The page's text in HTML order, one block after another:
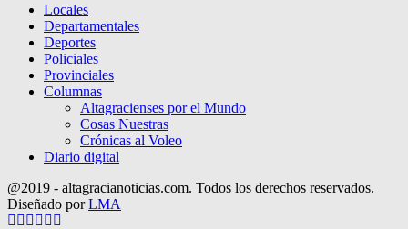
Locales
Departamentales
Deportes
Policiales
Provinciales
Columnas
Altagracienses por el Mundo
Cosas Nuestras
Crónicas al Voleo
Diario digital
@2019 - altagracianoticias.com. Todos los derechos reservados.
Diseñado porLMA
Facebook
Twitter
Instagram
Pinterest
Google